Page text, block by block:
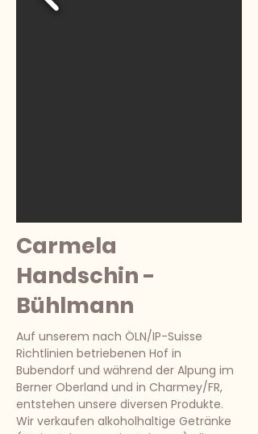
Carmela
Handschin -
Bühlmann
Auf unserem nach ÖLN/IP-Suisse
Richtlinien betriebenen Hof in
Bubendorf und während der Alpung im
Berner Oberland und in Charmey/FR,
entstehen unsere diversen Produkte.
Wir verkaufen alkoholhaltige Getränke